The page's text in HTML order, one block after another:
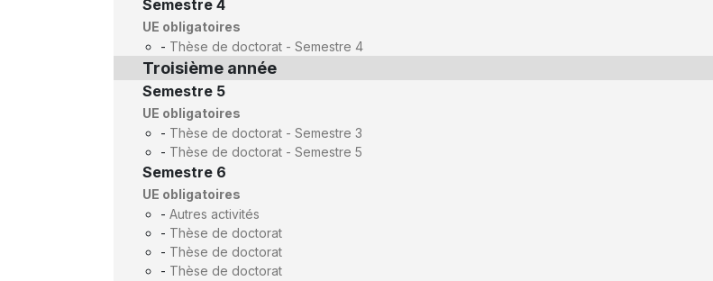
Semestre 4
UE obligatoires
- Thèse de doctorat - Semestre 4
Troisième année
Semestre 5
UE obligatoires
- Thèse de doctorat - Semestre 3
- Thèse de doctorat - Semestre 5
Semestre 6
UE obligatoires
- Autres activités
- Thèse de doctorat
- Thèse de doctorat
- Thèse de doctorat